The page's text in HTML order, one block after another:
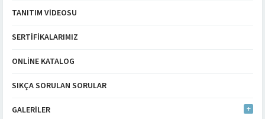
TANITIM VIDEOSU
SERTIFIKALARIMIZ
ONLINE KATALOG
SIKÇA SORULAN SORULAR
GALERILER